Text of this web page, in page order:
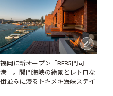
福岡に新オープン「BEB5門司
港」。関門海峡の絶景とレトロな
街並みに浸るトキメキ海峡ステイ